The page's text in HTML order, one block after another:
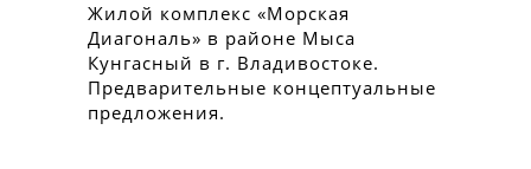
Жилой комплекс «Морская
Диагональ» в районе Мыса
Кунгасный в г. Владивостоке.
Предварительные концептуальные
предложения.